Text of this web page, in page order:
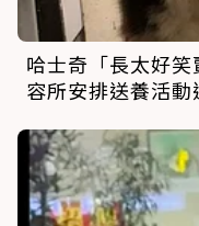
哈士奇「長太好
容所安排送養活動